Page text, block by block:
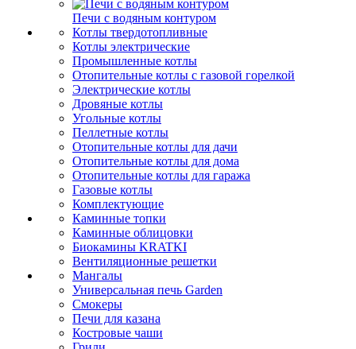
Печи с водяным контуром
Котлы твердотопливные
Котлы электрические
Промышленные котлы
Отопительные котлы с газовой горелкой
Электрические котлы
Дровяные котлы
Угольные котлы
Пеллетные котлы
Отопительные котлы для дачи
Отопительные котлы для дома
Отопительные котлы для гаража
Газовые котлы
Комплектующие
Каминные топки
Каминные облицовки
Биокамины KRATKI
Вентиляционные решетки
Мангалы
Универсальная печь Garden
Смокеры
Печи для казана
Костровые чаши